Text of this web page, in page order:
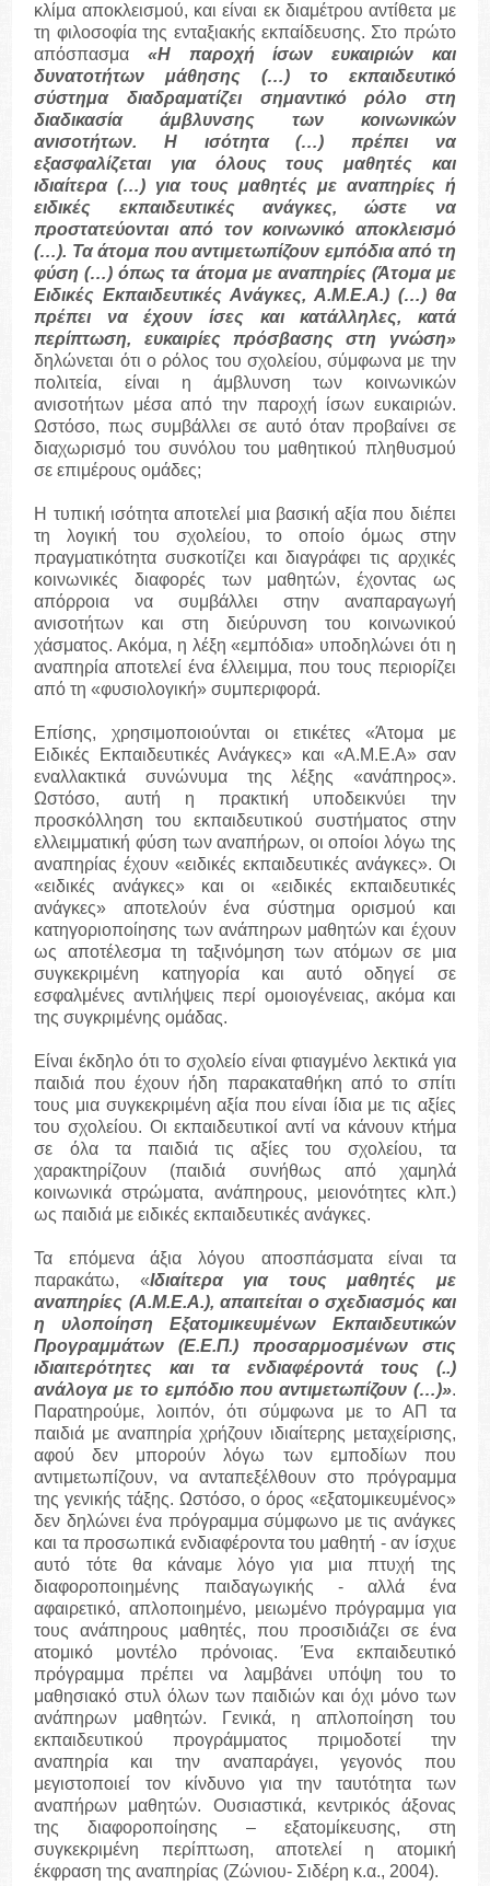
κλίμα αποκλεισμού, και είναι εκ διαμέτρου αντίθετα με
τη φιλοσοφία της ενταξιακής εκπαίδευσης. Στο πρώτο
απόσπασμα «Η παροχή ίσων ευκαιριών και
δυνατοτήτων μάθησης (…) το εκπαιδευτικό
σύστημα διαδραματίζει σημαντικό ρόλο στη
διαδικασία άμβλυνσης των κοινωνικών
ανισοτήτων. Η ισότητα (…) πρέπει να
εξασφαλίζεται για όλους τους μαθητές και
ιδιαίτερα (…) για τους μαθητές με αναπηρίες ή
ειδικές εκπαιδευτικές ανάγκες, ώστε να
προστατεύονται από τον κοινωνικό αποκλεισμό
(…). Τα άτομα που αντιμετωπίζουν εμπόδια από τη
φύση (…) όπως τα άτομα με αναπηρίες (Άτομα με
Ειδικές Εκπαιδευτικές Ανάγκες, Α.Μ.Ε.Α.) (…) θα
πρέπει να έχουν ίσες και κατάλληλες, κατά
περίπτωση, ευκαιρίες πρόσβασης στη γνώση»
δηλώνεται ότι ο ρόλος του σχολείου, σύμφωνα με την
πολιτεία, είναι η άμβλυνση των κοινωνικών
ανισοτήτων μέσα από την παροχή ίσων ευκαιριών.
Ωστόσο, πως συμβάλλει σε αυτό όταν προβαίνει σε
διαχωρισμό του συνόλου του μαθητικού πληθυσμού
σε επιμέρους ομάδες;
Η τυπική ισότητα αποτελεί μια βασική αξία που διέπει
τη λογική του σχολείου, το οποίο όμως στην
πραγματικότητα συσκοτίζει και διαγράφει τις αρχικές
κοινωνικές διαφορές των μαθητών, έχοντας ως
απόρροια να συμβάλλει στην αναπαραγωγή
ανισοτήτων και στη διεύρυνση του κοινωνικού
χάσματος. Ακόμα, η λέξη «εμπόδια» υποδηλώνει ότι η
αναπηρία αποτελεί ένα έλλειμμα, που τους περιορίζει
από τη «φυσιολογική» συμπεριφορά.
Επίσης, χρησιμοποιούνται οι ετικέτες «Άτομα με
Ειδικές Εκπαιδευτικές Ανάγκες» και «Α.Μ.Ε.Α» σαν
εναλλακτικά συνώνυμα της λέξης «ανάπηρος».
Ωστόσο, αυτή η πρακτική υποδεικνύει την
προσκόλληση του εκπαιδευτικού συστήματος στην
ελλειμματική φύση των αναπήρων, οι οποίοι λόγω της
αναπηρίας έχουν «ειδικές εκπαιδευτικές ανάγκες». Οι
«ειδικές ανάγκες» και οι «ειδικές εκπαιδευτικές
ανάγκες» αποτελούν ένα σύστημα ορισμού και
κατηγοριοποίησης των ανάπηρων μαθητών και έχουν
ως αποτέλεσμα τη ταξινόμηση των ατόμων σε μια
συγκεκριμένη κατηγορία και αυτό οδηγεί σε
εσφαλμένες αντιλήψεις περί ομοιογένειας, ακόμα και
της συγκριμένης ομάδας.
Είναι έκδηλο ότι το σχολείο είναι φτιαγμένο λεκτικά για
παιδιά που έχουν ήδη παρακαταθήκη από το σπίτι
τους μια συγκεκριμένη αξία που είναι ίδια με τις αξίες
του σχολείου. Οι εκπαιδευτικοί αντί να κάνουν κτήμα
σε όλα τα παιδιά τις αξίες του σχολείου, τα
χαρακτηρίζουν (παιδιά συνήθως από χαμηλά
κοινωνικά στρώματα, ανάπηρους, μειονότητες κλπ.)
ως παιδιά με ειδικές εκπαιδευτικές ανάγκες.
Τα επόμενα άξια λόγου αποσπάσματα είναι τα
παρακάτω, «Ιδιαίτερα για τους μαθητές με
αναπηρίες (Α.Μ.Ε.Α.), απαιτείται ο σχεδιασμός και
η υλοποίηση Εξατομικευμένων Εκπαιδευτικών
Προγραμμάτων (Ε.Ε.Π.) προσαρμοσμένων στις
ιδιαιτερότητες και τα ενδιαφέροντά τους (..)
ανάλογα με το εμπόδιο που αντιμετωπίζουν (…)».
Παρατηρούμε, λοιπόν, ότι σύμφωνα με το ΑΠ τα
παιδιά με αναπηρία χρήζουν ιδιαίτερης μεταχείρισης,
αφού δεν μπορούν λόγω των εμποδίων που
αντιμετωπίζουν, να ανταπεξέλθουν στο πρόγραμμα
της γενικής τάξης. Ωστόσο, ο όρος «εξατομικευμένος»
δεν δηλώνει ένα πρόγραμμα σύμφωνο με τις ανάγκες
και τα προσωπικά ενδιαφέροντα του μαθητή - αν ίσχυε
αυτό τότε θα κάναμε λόγο για μια πτυχή της
διαφοροποιημένης παιδαγωγικής - αλλά ένα
αφαιρετικό, απλοποιημένο, μειωμένο πρόγραμμα για
τους ανάπηρους μαθητές, που προσιδιάζει σε ένα
ατομικό μοντέλο πρόνοιας. Ένα εκπαιδευτικό
πρόγραμμα πρέπει να λαμβάνει υπόψη του το
μαθησιακό στυλ όλων των παιδιών και όχι μόνο των
ανάπηρων μαθητών. Γενικά, η απλοποίηση του
εκπαιδευτικού προγράμματος πριμοδοτεί την
αναπηρία και την αναπαράγει, γεγονός που
μεγιστοποιεί τον κίνδυνο για την ταυτότητα των
αναπήρων μαθητών. Ουσιαστικά, κεντρικός άξονας
της διαφοροποίησης – εξατομίκευσης, στη
συγκεκριμένη περίπτωση, αποτελεί η ατομική
έκφραση της αναπηρίας (Ζώνιου- Σιδέρη κ.α., 2004).